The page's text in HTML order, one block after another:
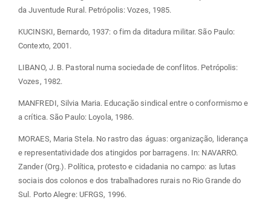
da Juventude Rural. Petrópolis: Vozes, 1985.
KUCINSKI, Bernardo, 1937: o fim da ditadura militar. São Paulo:
Contexto, 2001.
LIBANO, J. B. Pastoral numa sociedade de conflitos. Petrópolis:
Vozes, 1982.
MANFREDI, Silvia Maria. Educação sindical entre o conformismo e
a crítica. São Paulo: Loyola, 1986.
MORAES, Maria Stela. No rastro das águas: organização, liderança
e representatividade dos atingidos por barragens. In: NAVARRO.
Zander (Org.). Política, protesto e cidadania no campo: as lutas
sociais dos colonos e dos trabalhadores rurais no Rio Grande do
Sul. Porto Alegre: UFRGS, 1996.